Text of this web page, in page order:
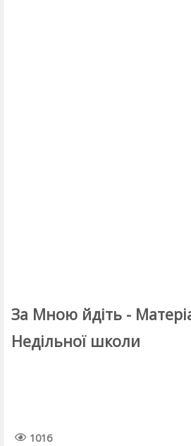
За Мною йдіть -
Недільної школи
1016